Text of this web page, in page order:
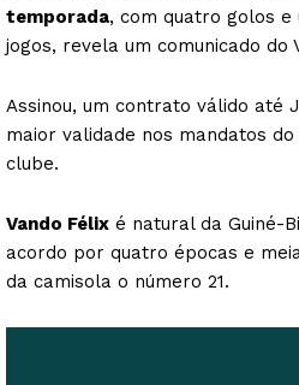
temporada, com quatro golos e
jogos, revela um comunicado do
Assinou, um contrato válido até
maior validade nos mandatos
clube.
Vando Félix é natural da Guiné-
acordo por quatro épocas e
da camisola o número 21.